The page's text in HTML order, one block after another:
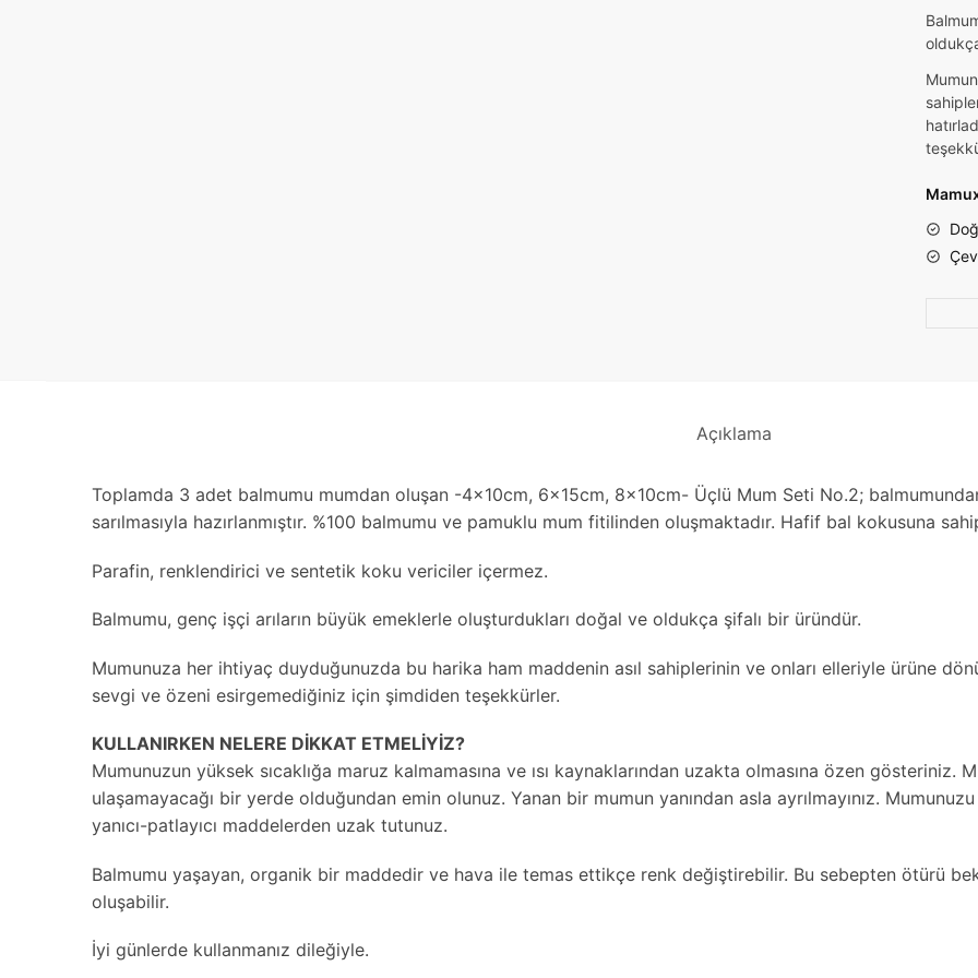
Açıklama
Toplamda 3 adet balmumu mumdan oluşan -4x10cm, 6x15cm, 8x10cm- Üçlü Mum Seti No.2;
sarılmasıyla hazırlanmıştır. %100 balmumu ve pamuklu mum fitilinden oluşmaktadır. Hafif bal kokusuna
Parafin, renklendirici ve sentetik koku vericiler içermez.
Balmumu, genç işçi arıların büyük emeklerle oluşturdukları doğal ve oldukça şifalı bir üründür.
Mumunuza her ihtiyaç duyduğunuzda bu harika ham maddenin asıl sahiplerinin ve onları elleriyle ürüne
sevgi ve özeni esirgemediğiniz için şimdiden teşekkürler.
KULLANIRKEN NELERE DİKKAT ETMELİYİZ?
Mumunuzun yüksek sıcaklığa maruz kalmamasına ve ısı kaynaklarından uzakta olmasına özen gösteriniz.
ulaşamayacağı bir yerde olduğundan emin olunuz. Yanan bir mumun yanından asla ayrılmayınız.
yanıcı-patlayıcı maddelerden uzak tutunuz.
Balmumu yaşayan, organik bir maddedir ve hava ile temas ettikçe renk değiştirebilir. Bu sebepten ötürü
oluşabilir.
İyi günlerde kullanmanız dileğiyle.